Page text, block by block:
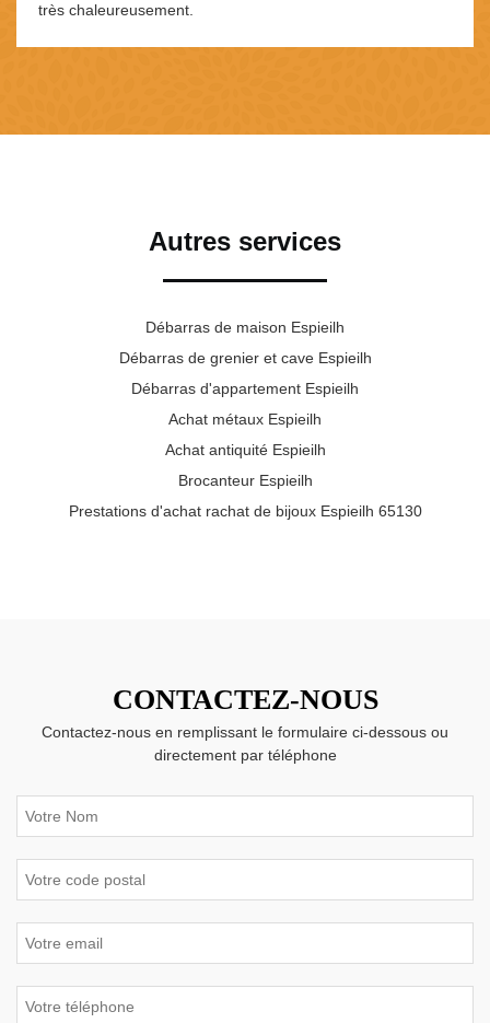
très chaleureusement.
Autres services
Débarras de maison Espieilh
Débarras de grenier et cave Espieilh
Débarras d'appartement Espieilh
Achat métaux Espieilh
Achat antiquité Espieilh
Brocanteur Espieilh
Prestations d'achat rachat de bijoux Espieilh 65130
CONTACTEZ-NOUS
Contactez-nous en remplissant le formulaire ci-dessous ou
directement par téléphone